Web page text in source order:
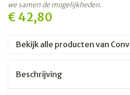
€ 42,80
we samen de mogelijkheden.
Bekijk alle producten van
Beschrijving